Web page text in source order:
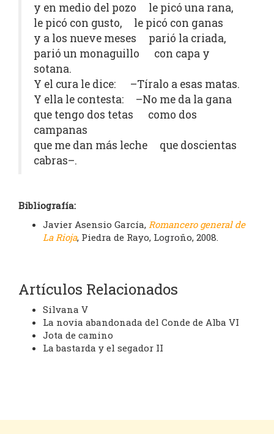
y en medio del pozo le picó una rana,
le picó con gusto, le picó con ganas
y a los nueve meses parió la criada,
parió un monaguillo con capa y
sotana.
Y el cura le dice: –Tíralo a esas matas.
Y ella le contesta: –No me da la gana
que tengo dos tetas como dos
campanas
que me dan más leche que doscientas
cabras–.
Bibliografía:
Javier Asensio García, Romancero general de
La Rioja, Piedra de Rayo, Logroño, 2008.
Artículos Relacionados
Silvana V
La novia abandonada del Conde de Alba VI
Jota de camino
La bastarda y el segador II